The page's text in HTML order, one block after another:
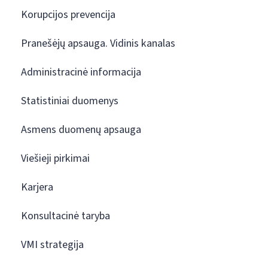
Korupcijos prevencija
Pranešėjų apsauga. Vidinis kanalas
Administracinė informacija
Statistiniai duomenys
Asmens duomenų apsauga
Viešieji pirkimai
Karjera
Konsultacinė taryba
VMI strategija